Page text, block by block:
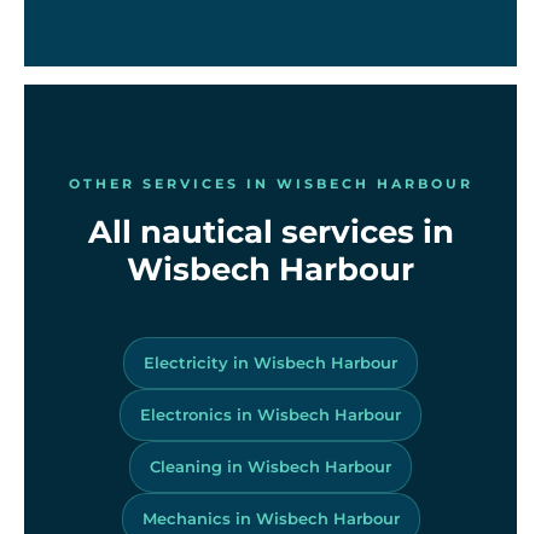
OTHER SERVICES IN WISBECH HARBOUR
All nautical services in
Wisbech Harbour
Electricity in Wisbech Harbour
Electronics in Wisbech Harbour
Cleaning in Wisbech Harbour
Mechanics in Wisbech Harbour